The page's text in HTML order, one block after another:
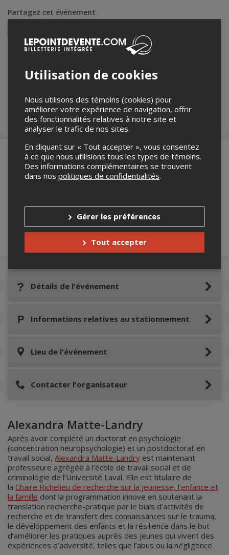
Partagez cet événement
Facebook LinkedinPinterestEnvoyer
par
courriel
Lepointdevente.com agit à titre de mandataire pour
événements.
Pour plus d’information à propos de cet événement, veuillez
umr.synergia@fse.ulaval.ca
Achat de billets
Merci de confirmer que vous n'êtes pas un
Détails de l'événement
Informations relatives au stationnement
Lieu de l'événement
Contacter l'organisateur
Alexandra Matte-Landry
Après avoir complété un doctorat en psychologie
(concentration neuropsychologie) et un postdoctorat en
travail social, Alexandra Matte-Landry est maintenant
professeure agrégée à l’école de travail social et de
criminologie de l’Université Laval. Elle est titulaire de
la Chaire Richelieu de recherche sur la jeunesse, l’enfance et
la famille dont la programmation innove en soutenant la
translation recherche-pratique par le biais d’activités de
recherche et de transfert des connaissances sur le trauma,
le développement des enfants et la résilience dans le but
d’améliorer les pratiques auprès des jeunes qui vivent des
expériences d’adversité, telles que l’abus ou la négligence.
Utilisation de cookies
Nous utilisons des témoins (cookies) pour
améliorer votre expérience de navigation, offrir
des fonctionnalités relatives à notre site et
analyser le trafic de nos sites.
En cliquant sur « Tout accepter », vous consentez
à ce que nous utilisions tous les types de témoins.
Des informations complémentaires se trouvent
dans nos politiques de confidentialités.
Gérer les préférences
Tout accepter